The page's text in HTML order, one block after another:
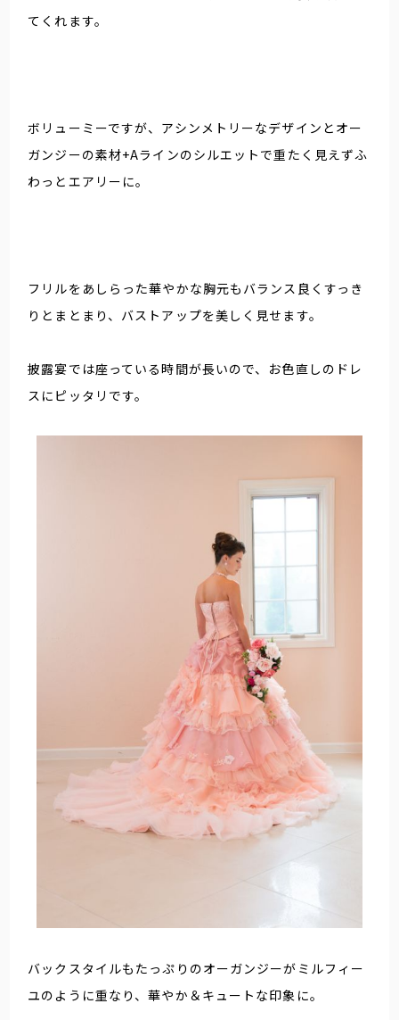
てくれます。
ボリューミーですが、アシンメトリーなデザインとオー
ガンジーの素材+Aラインのシルエットで重たく見えずふ
わっとエアリーに。
フリルをあしらった華やかな胸元もバランス良くすっき
りとまとまり、バストアップを美しく見せます。
披露宴では座っている時間が長いので、お色直しのドレ
スにピッタリです。
バックスタイルもたっぷりのオーガンジーがミルフィー
ユのように重なり、華やか＆キュートな印象に。